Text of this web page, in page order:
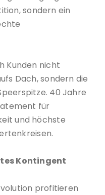
sondern ein
Kunden nicht
Dach, sondern die
40 Jahre
für
und höchste
Kontingent
profitieren